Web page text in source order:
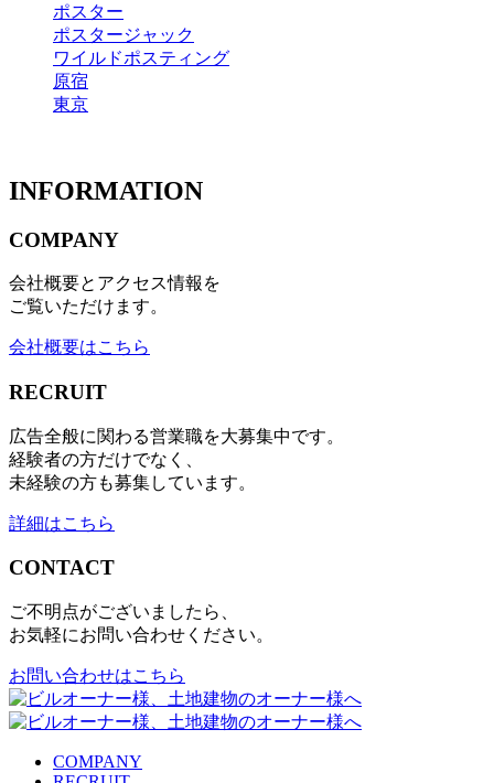
ポスター
ポスタージャック
ワイルドポスティング
原宿
東京
INFORMATION
COMPANY
会社概要とアクセス情報を
ご覧いただけます。
会社概要はこちら
RECRUIT
広告全般に関わる営業職を大募集中です。
経験者の方だけでなく、
未経験の方も募集しています。
詳細はこちら
CONTACT
ご不明点がございましたら、
お気軽にお問い合わせください。
お問い合わせはこちら
COMPANY